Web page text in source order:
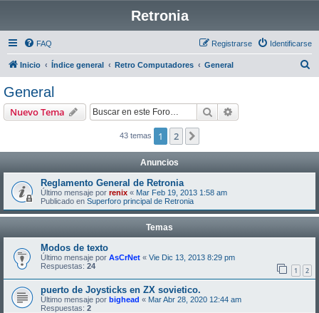
Retronia
FAQ Identificarse
Registrarse
Inicio Índice general Retro Computadores General
General
Nuevo Tema Buscar
43 temas 1 2
Anuncios
Reglamento General de Retronia
Último mensaje por renix « Mar Feb 19, 2013 1:58 am
Publicado en Superforo principal de Retronia
Temas
Modos de texto
Último mensaje por AsCrNet « Vie Dic 13, 2013 8:29 pm
Respuestas: 24 1 2
puerto de Joysticks en ZX sovietico.
Último mensaje por bighead « Mar Abr 28, 2020 12:44 am
Respuestas: 2